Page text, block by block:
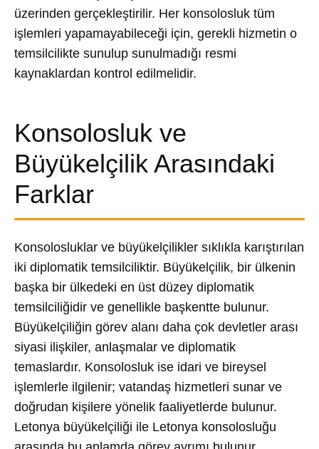
üzerinden gerçekleştirilir. Her konsolosluk tüm
işlemleri yapamayabileceği için, gerekli hizmetin o
temsilcilikte sunulup sunulmadığı resmi
kaynaklardan kontrol edilmelidir.
Konsolosluk ve
Büyükelçilik Arasındaki
Farklar
Konsolosluklar ve büyükelçilikler sıklıkla karıştırılan
iki diplomatik temsilciliktir. Büyükelçilik, bir ülkenin
başka bir ülkedeki en üst düzey diplomatik
temsilciliğidir ve genellikle başkentte bulunur.
Büyükelçiliğin görev alanı daha çok devletler arası
siyasi ilişkiler, anlaşmalar ve diplomatik
temaslardır. Konsolosluk ise idari ve bireysel
işlemlerle ilgilenir; vatandaş hizmetleri sunar ve
doğrudan kişilere yönelik faaliyetlerde bulunur.
Letonya büyükelçiliği ile Letonya konsolosluğu